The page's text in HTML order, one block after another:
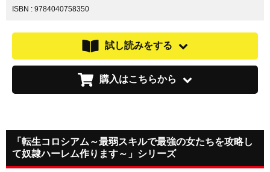
ISBN : 9784040758350
試し読みをする
購入はこちらから
「転生コロシアム～最弱スキルで最強の女たちを攻略し
て奴隷ハーレム作ります～」シリーズ